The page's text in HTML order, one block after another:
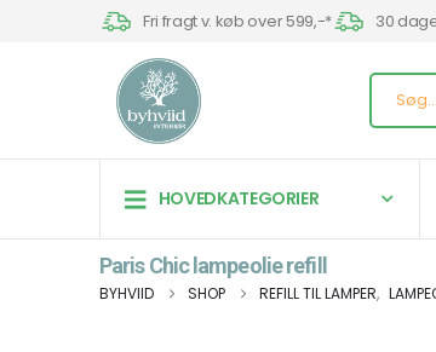
Fri fragt v. køb over 599,-* 30
HOVEDKATEGORIER
Paris Chic lampeolie refill
BYHVIID SHOP REFILL TIL LAMPER,